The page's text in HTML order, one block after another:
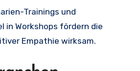
Trainings und
in Workshops fördern die
Empathie wirksam.